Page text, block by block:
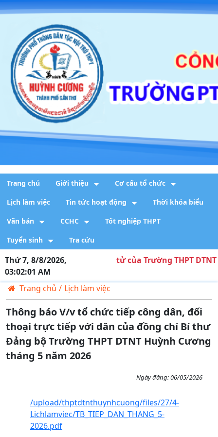
Trang chủ Giới thiệu Cơ cấu tổ chức
Lịch làm việc Tin tức hoạt động Thời khóa biểu
Văn bản CCHC Tốt nghiệp THPT
Tuyển sinh Tra cứu
Thứ 7, 8/8/2026,
03:02:01 AM
cổng thông tin điện tử của Trường THPT DTNT
Trang chủ / Lịch làm việc
Thông báo V/v tổ chức tiếp công dân, đối
thoại trực tiếp với dân của đồng chí Bí thư
Đảng bộ Trường THPT DTNT Huỳnh Cương
tháng 5 năm 2026
Ngày đăng:06/05/2026
/upload/thptdtnthuynhcuong/files/27/4-
Lichlamviec/TB_TIEP_DAN_THANG_5-
2026.pdf